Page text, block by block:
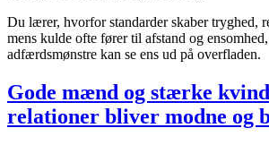
Du lærer, hvorfor standarder skaber tryghed,
mens kulde ofte fører til afstand og
adfærdsmønstre kan se ens ud på overfladen.
Gode mænd og stærke
relationer bliver modne og